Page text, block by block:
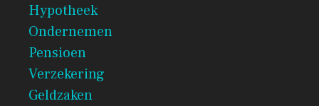
Hypotheek
Ondernemen
Pensioen
Verzekering
Geldzaken